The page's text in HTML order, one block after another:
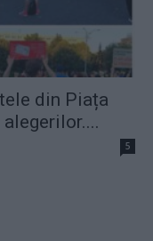
din Piața
5